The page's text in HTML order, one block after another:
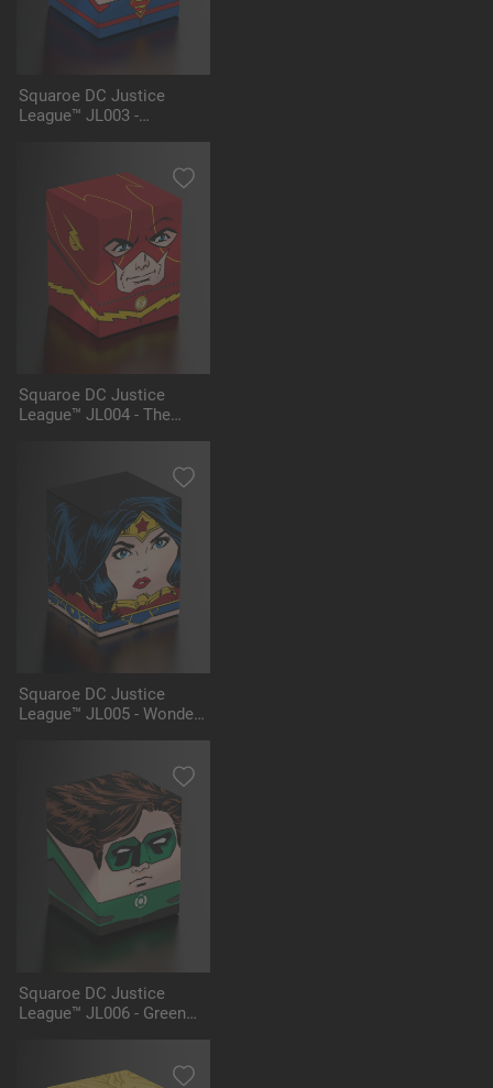
Squaroe DC Justice
League™ JL003 -
Squaroe DC Justice
League™ JL004 - The
Squaroe DC Justice
League™ JL005 - Wonder
Squaroe DC Justice
League™ JL006 - Green